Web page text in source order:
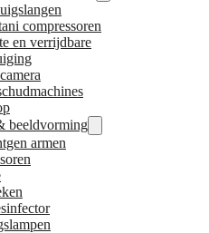
compressoren
en verrijdbare
beeldvorming
armen